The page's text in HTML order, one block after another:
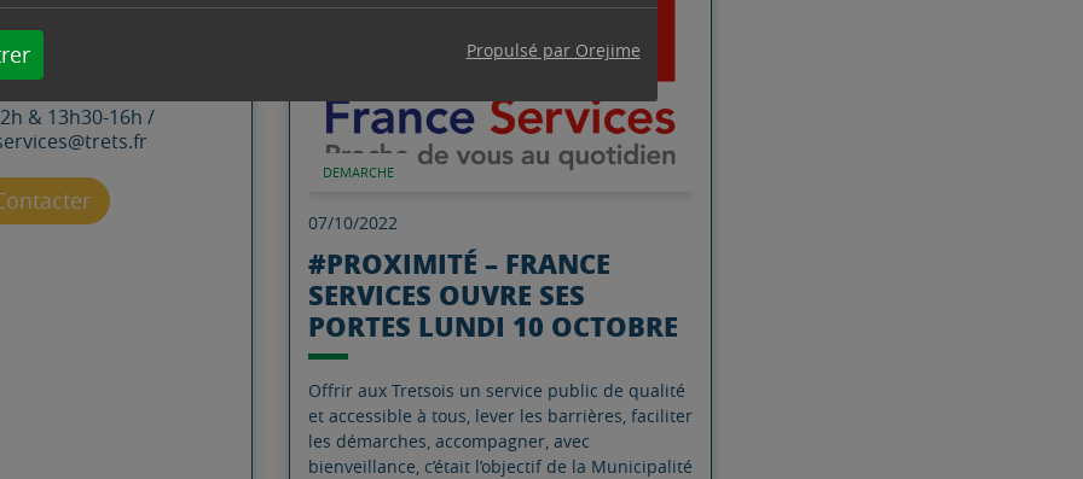
Propulsé par Orejime
- 12h / Mardi : 8h30
/ Mercredi & jeudi :
- 17h / Vendredi :
& 13h30-16h /
par mail
DEMARCHE
07/10/2022
#PROXIMITÉ – FRANCE
SERVICES OUVRE SES
PORTES LUNDI 10 OCTOBRE
Offrir aux Tretsois un service public de qualité
et accessible à tous, lever les barrières, faciliter
les démarches, accompagner, avec
bienveillance, c’était l’objectif de la Municipalité